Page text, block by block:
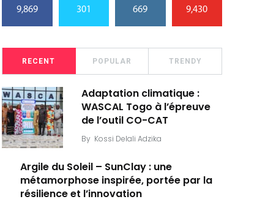
9,869 301 669 9,430
RECENT POPULAR TRENDY
Adaptation climatique :
WASCAL Togo à l’épreuve
de l’outil CO-CAT
By Kossi Delali Adzika
Argile du Soleil – SunClay : une
métamorphose inspirée, portée par la
résilience et l’innovation